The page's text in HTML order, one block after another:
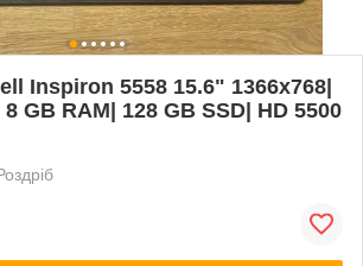
Inspiron 5558 15.6" 1366x768|
GB RAM| 128 GB SSD| HD 5500